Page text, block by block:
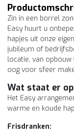
Zin in een borrel
Easy huurt u
hapjes uit onze
jubileum of
locatie, van
oog voor sfeer
Wat staat er
Het Easy
warme en koude
Frisdranken: